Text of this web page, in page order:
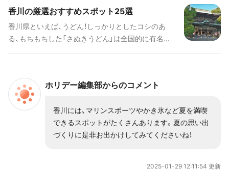
「金刀比羅宮（ことひらぐう）」や、特別名勝「栗林公
園」、アートの島で国内外から人気の「直島」など、さ
まざまな魅力がたっぷり詰まっています。 高松港か
らフェリーで気軽にいける瀬戸内の島旅では非日常
を味わえます。海や緑、パワースポットにアートでリ
します。
香川の厳選おすすめスポット25選
香川県といえば、うどん！しっかりとしたコシのあ
る、もちもちした「さぬきうどん」は全国的に有名で
ります。 何度でも行きたくなる、高松港からフェリ
ーで気軽にいける諸島は必見。アートに興味がなく
とも一度訪れると、その魅力にとりつかれることで
ホリデー編集部からのコメント
香川には、マリンスポーツやかき氷など夏を満喫
できるスポットがたくさんあります。夏の思い出
づくりに是非お出かけしてみてくださいね！
2025-01-29 12:11:54 更新